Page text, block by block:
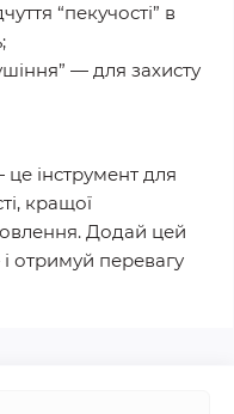
“пекучості” в
— для захисту
інструмент для
кращої
Додай цей
отримуй перевагу